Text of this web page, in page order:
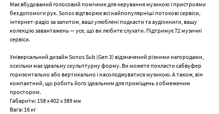
Має вбудований голосовий помічник для керування музикою і пристроями
без допомоги рук. Sonos відтворює всі найпопулярніші потокові сервіси,
інтернет-радіо за запитом, ваші улюблені подкасти та аудіокниги, вашу
колекцію завантажень — усе, що ви любите слухати. Підтримує 72 музичні
сервіси.
Універсальний дизайн Sonos Sub (Gen 3) відзначений різними нагородами,
оскільки має ідеальну скульптурну форму. Ви можете покласти сабвуфер
горизонтально або вертикально і насолоджуватися музикою. А також, він
компактний, що робить його ідеальним для приміщень з обмеженим
простором.
Габарити: 158 х 402 х 389 мм
Вага: 16 кг